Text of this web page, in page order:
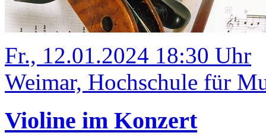
Fr., 12.01.2024 18:30 Uhr
Weimar, Hochschule für
Violine im Konzert